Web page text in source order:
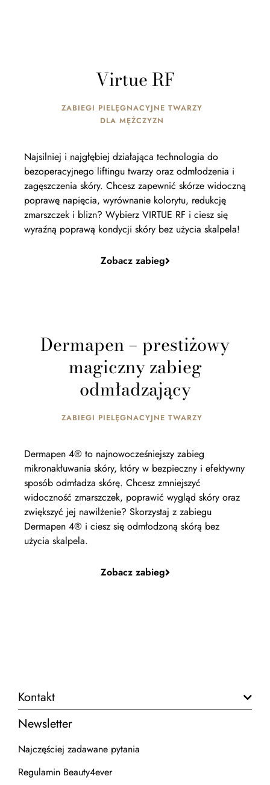
Virtue RF
ZABIEGI PIELĘGNACYJNE TWARZY
DLA MĘŻCZYZN
Najsilniej i najgłębiej działająca technologia do
bezoperacyjnego liftingu twarzy oraz odmłodzenia i
zagęszczenia skóry. Chcesz zapewnić skórze widoczną
poprawę napięcia, wyrównanie kolorytu, redukcję
zmarszczek i blizn? Wybierz VIRTUE RF i ciesz się
wyraźną poprawą kondycji skóry bez użycia skalpela!
Zobacz zabieg
Dermapen – prestiżowy
magiczny zabieg
odmładzający
ZABIEGI PIELĘGNACYJNE TWARZY
Dermapen 4® to najnowocześniejszy zabieg
mikronakłuwania skóry, który w bezpieczny i efektywny
sposób odmładza skórę. Chcesz zmniejszyć
widoczność zmarszczek, poprawić wygląd skóry oraz
zwiększyć jej nawilżenie? Skorzystaj z zabiegu
Dermapen 4® i ciesz się odmłodzoną skórą bez
użycia skalpela.
Zobacz zabieg
Kontakt
Newsletter
Najczęściej zadawane pytania
Regulamin Beauty4ever